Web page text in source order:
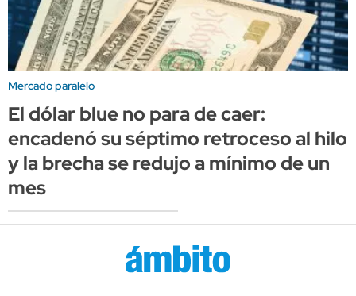
Mercado paralelo
El dólar blue no para de caer:
encadenó su séptimo retroceso al hilo
y la brecha se redujo a mínimo de un
mes